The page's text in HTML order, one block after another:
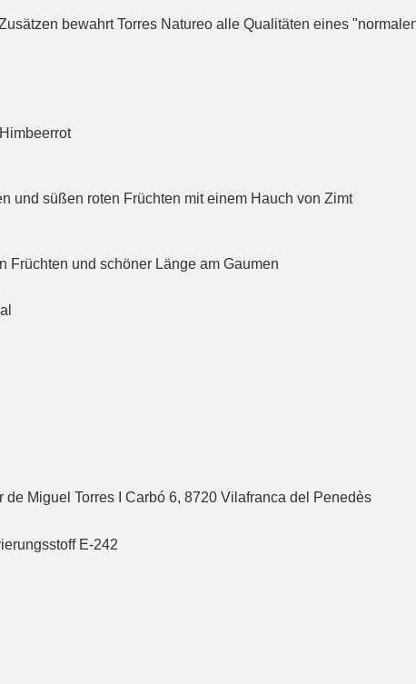
bewahrt Torres Natureo alle Qualitäten eines
und süßen roten Früchten mit einem Hauch von Zimt
Früchten und schöner Länge am Gaumen
de Miguel Torres I Carbó 6, 8720 Vilafranca del Penedès
E-242